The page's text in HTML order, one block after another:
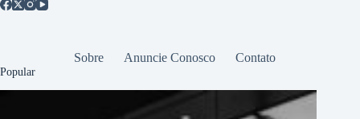
Sobre Anuncie Conosco Contato
Popular